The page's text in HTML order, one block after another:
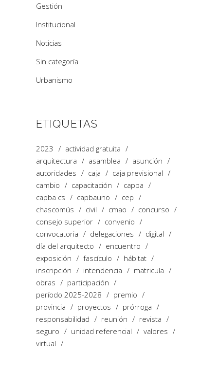
Gestión
Institucional
Noticias
Sin categoría
Urbanismo
ETIQUETAS
2023
actividad gratuita
arquitectura
asamblea
asunción
autoridades
caja
caja previsional
cambio
capacitación
capba
capba cs
capbauno
cep
chascomús
civil cmao
concurso
consejo superior
convenio
convocatoria
delegaciones
digital
día del arquitecto
encuentro
exposición
fascículo
hábitat
inscripción
intendencia
matricula
obras
participación
período 2025-2028
premio
provincia
proyectos
prórroga
responsabilidad
reunión
revista
seguro
unidad referencial
valores
virtual